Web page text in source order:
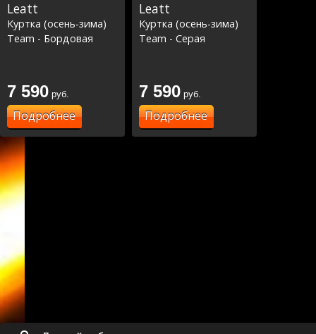
Leatt
Куртка (осень-зима)
Team - Бордовая
7 590 руб.
Подробнее
Leatt
Куртка (осень-зима)
Team - Серая
7 590 руб.
Подробнее